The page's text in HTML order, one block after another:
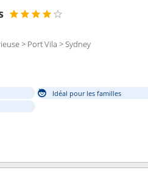
> Port Vila > Sydney
Idéal pour les familles